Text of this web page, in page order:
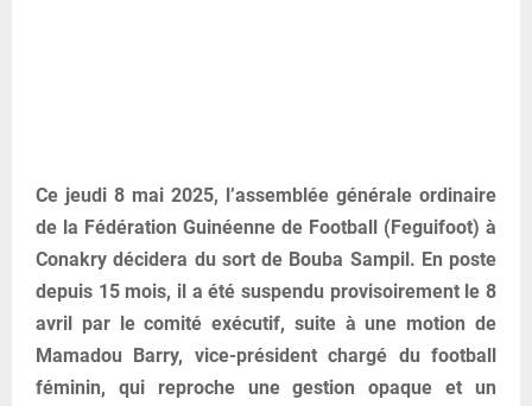
Ce jeudi 8 mai 2025, l’assemblée générale ordinaire
de la Fédération Guinéenne de Football (Feguifoot) à
Conakry décidera du sort de Bouba Sampil. En poste
depuis 15 mois, il a été suspendu provisoirement le 8
avril par le comité exécutif, suite à une motion de
Mamadou Barry, vice-président chargé du football
féminin, qui reproche une gestion opaque et un